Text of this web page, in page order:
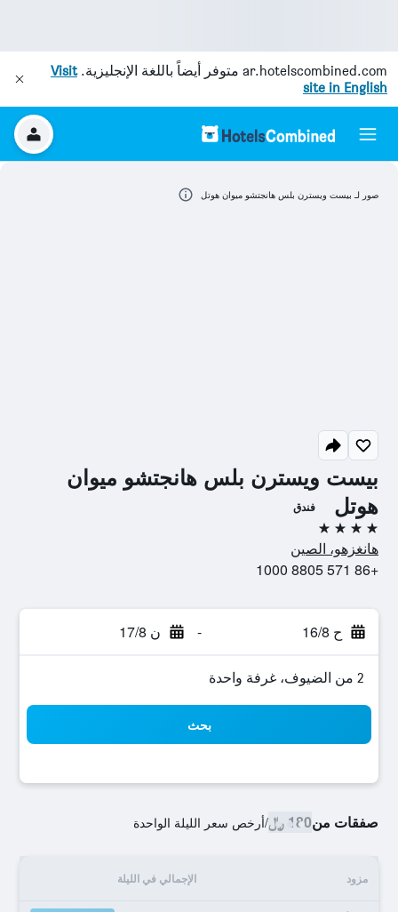
ar.hotelscombined.com متوفر أيضاً باللغة الإنجليزية.Visit
site in English
بيست ويسترن بلس هانجتشو ميوان
هوتل
فندق
4 نجوم
هانغزهو، الصين
+86 571 8805 1000
ح 16/8 - ن 17/8
2 من الضيوف، غرفة واحدة
بحث
صفقات من180 ﷼ /أرخص سعر الليلة الواحدة
مزود الإجمالي في الليلة
صور لـ بيست ويسترن بلس هانجتشو ميوان هوتل